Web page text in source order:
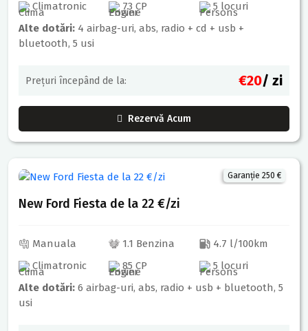
Climatronic 73 CP
5 locuri
Alte dotări: 4 airbag-uri, abs, radio + cd + usb +
bluetooth, 5 usi
Prețuri începând de la: €20/ zi
Rezervă Acum
Garanție 250 €
New Ford Fiesta de la 22 €/zi
Manuala 1.1 Benzina
4.7 l/100km
Climatronic
85 CP
5 locuri
Alte dotări: 6 airbag-uri, abs, radio + usb + bluetooth, 5
usi